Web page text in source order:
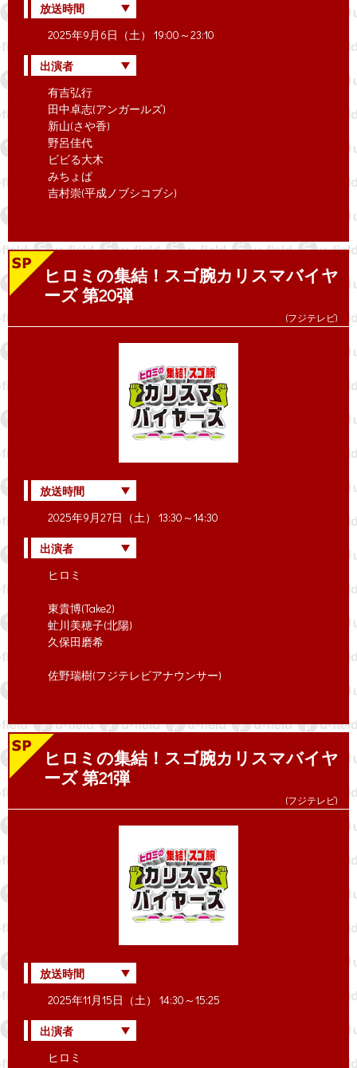
放送時間
2025年9月6日（土） 19:00～23:10
出演者
有吉弘行
田中卓志(アンガールズ)
新山(さや香)
野呂佳代
ビビる大木
みちょぱ
吉村崇(平成ノブシコブシ)
ヒロミの集結！スゴ腕カリスマバイヤ
ーズ 第20弾
(フジテレビ)
放送時間
2025年9月27日（土） 13:30～14:30
出演者
ヒロミ
東貴博(Take2)
虻川美穂子(北陽)
久保田磨希
佐野瑞樹(フジテレビアナウンサー)
ヒロミの集結！スゴ腕カリスマバイヤ
ーズ 第21弾
(フジテレビ)
放送時間
2025年11月15日（土） 14:30～15:25
出演者
ヒロミ